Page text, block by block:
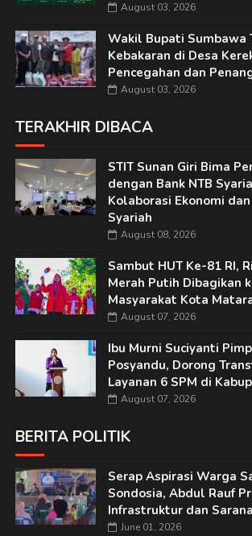
August 03, 2026
Wakil Bupati Sumbawa
Kebakaran di Desa
Pencegahan dan
August 03, 2026
TERAKHIR DIBACA
STIT Sunan Giri Bima
dengan Bank NTB
Kolaborasi Ekonomi
Syariah
August 08, 2026
Sambut HUT Ke-81 RI,
Merah Putih Dibagikan
Masyarakat Kota
August 07, 2026
Ibu Murni Suciyanti
Posyandu, Dorong
Layanan 6 SPM di
August 07, 2026
BERITA POLITIK
Serap Aspirasi Warga
Sondosia, Abdul Rauf
Infrastruktur dan
June 01, 2026